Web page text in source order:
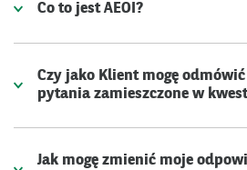
Co to jest AEOI?
Czy jako Klient mogę
pytania zamieszczone w
Jak mogę zmienić moje